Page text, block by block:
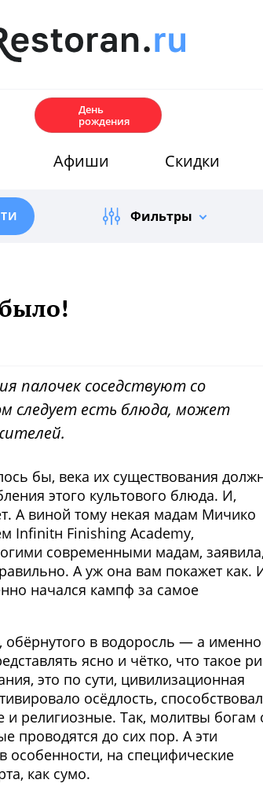
День
рождения
Афиши Скидки
Фильтры
палочек соседствуют со
следует есть блюда, может
бы, века их существования
этого культового блюда. И,
А виной тому некая мадам Мичико
Infinitн Finishing Academy,
современными мадам, заявила,
А уж она вам покажет как.
начался кампф за самое
обёрнутого в водоросль — а именно
ясно и чётко, что такое
это по сути, цивилизационная
осёдлость,
религиозные. Так, молитвы богам
проводятся до сих пор. А эти
особенности, на специфические
как сумо.